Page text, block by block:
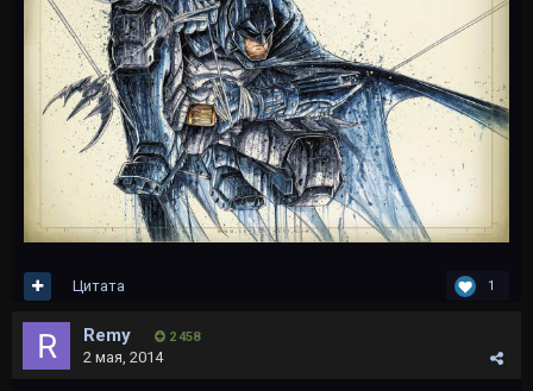
1
Цитата
Rеmy 2 458
2 мая, 2014